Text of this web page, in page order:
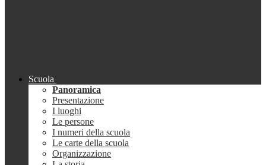
Scuola
Panoramica
Presentazione
I luoghi
Le persone
I numeri della scuola
Le carte della scuola
Organizzazione